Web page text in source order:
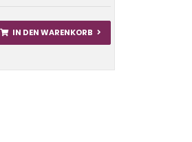
IN DEN WARENKORB